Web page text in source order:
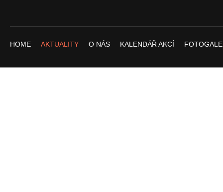
HOME AKTUALITY O NÁS KALENDÁŘ AKCÍ